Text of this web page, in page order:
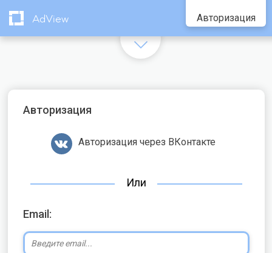
AdView Авторизация
Авторизация
Авторизация через ВКонтакте
Или
Email: